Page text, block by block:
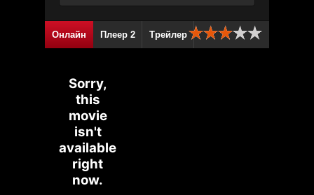
Онлайн Плеер 2 Трейлер